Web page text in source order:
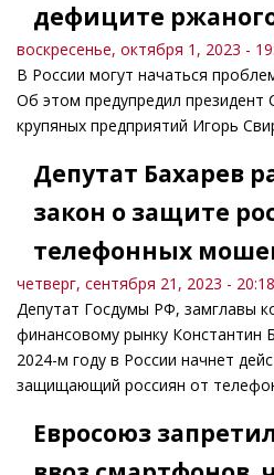
дефиците
воскресенье, октября 1, 2023 -
В России могут начаться
Об этом предупредил
крупяных предприятий Игорь
Депутат Бахарев
закон о защите
телефонных
четверг, сентября 21, 2023 - 20:18
Депутат Госдумы РФ, замглавы
финансовому рынку Константин
2024-м году в России начнет
защищающий россиян от
Евросоюз